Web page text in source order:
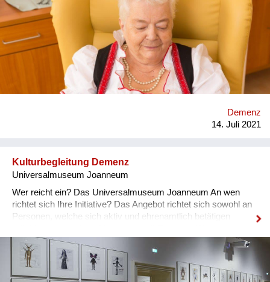
unserer BewohnerInnen ohne* ihre Freiheit und
Selbstbestimmung *einzuschränken*. Welchen Lösungsweg
beschreiten wir? Mit der Lösung unseres
Desorientierten.Systems (Deso.System) ist es möglich, dass
sich unsere BewohnerInnen frei bewegen und trotz
Hinlauftendenz selbstbestimmt hingehen können wo sie
möchten. Um ihre Sicherheit dabei aufrecht zu erhalten,
werden die *BewohnerInnen mit Sicherheitsuhren
Als Alarmfall gilt, wenn ein/e BewohnerIn einen festgelegten
Bereich (Geozone) verlässt, von der man weiß, dass der/die
Demenz
14. Juli 2021
Kulturbegleitung Demenz
Universalmuseum Joanneum
Wer reicht ein? Das Universalmuseum Joanneum An wen
richtet sich Ihre Initiative? Das Angebot richtet sich sowohl an
Personen, welche sich aktiv und ehrenamtlich betätigen
Sie bewirken? Kultur verbindet Menschen mit und ohne
Demenz: Unsere Kulturbegleiter*innen besuchen gemeinsam
mit Interessierten Museen und Ausstellungen. Sie tauchen ein
in die weite Welt der Kunstschätze, der Geschichte(n) und der